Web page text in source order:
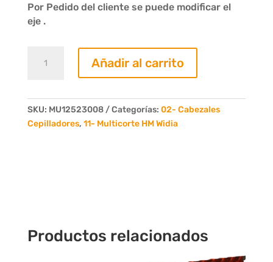
Por Pedido del cliente se puede modificar el
eje .
Multicorte
D.Ext
125mm
Añadir al carrito
SKU: MU12523008 Categorías: 02- Cabezales
Cepilladores, 11- Multicorte HM Widia
Productos relacionados